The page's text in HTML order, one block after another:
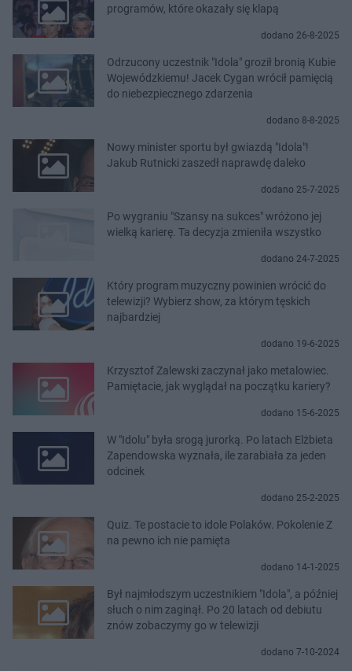
programów, które okazały się klapą
dodano 26-8-2025
Odrzucony uczestnik "Idola" groził bronią Kubie
Wojewódzkiemu! Jacek Cygan wrócił pamięcią
do niebezpiecznego zdarzenia
dodano 8-8-2025
Nowy minister sportu był gwiazdą "Idola"!
Jakub Rutnicki zaszedł naprawdę daleko
dodano 25-7-2025
Po wygraniu "Szansy na sukces" wróżono jej
wielką karierę. Ta decyzja zmieniła wszystko
dodano 24-7-2025
Który program muzyczny powinien wrócić do
telewizji? Wybierz show, za którym tęskich
najbardziej
dodano 19-6-2025
Krzysztof Zalewski zaczynał jako metalowiec.
Pamiętacie, jak wyglądał na początku kariery?
dodano 15-6-2025
W "Idolu" była srogą jurorką. Po latach Elżbieta
Zapendowska wyznała, ile zarabiała za jeden
odcinek
dodano 25-2-2025
Quiz. Te postacie to idole Polaków. Pokolenie Z
na pewno ich nie pamięta
dodano 14-1-2025
Był najmłodszym uczestnikiem "Idola", a później
słuch o nim zaginął. Po 20 latach od debiutu
znów zobaczymy go w telewizji
dodano 7-10-2024